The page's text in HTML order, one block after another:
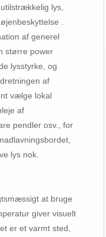
lys,
.
af generel
større power
lysstyrke, og
af
vælge lokal
af
pendler osv., for
lys nok.
at bruge
giver visuelt
er et varmt sted,